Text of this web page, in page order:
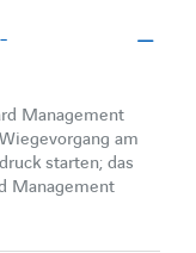
Management
am
starten; das
Management